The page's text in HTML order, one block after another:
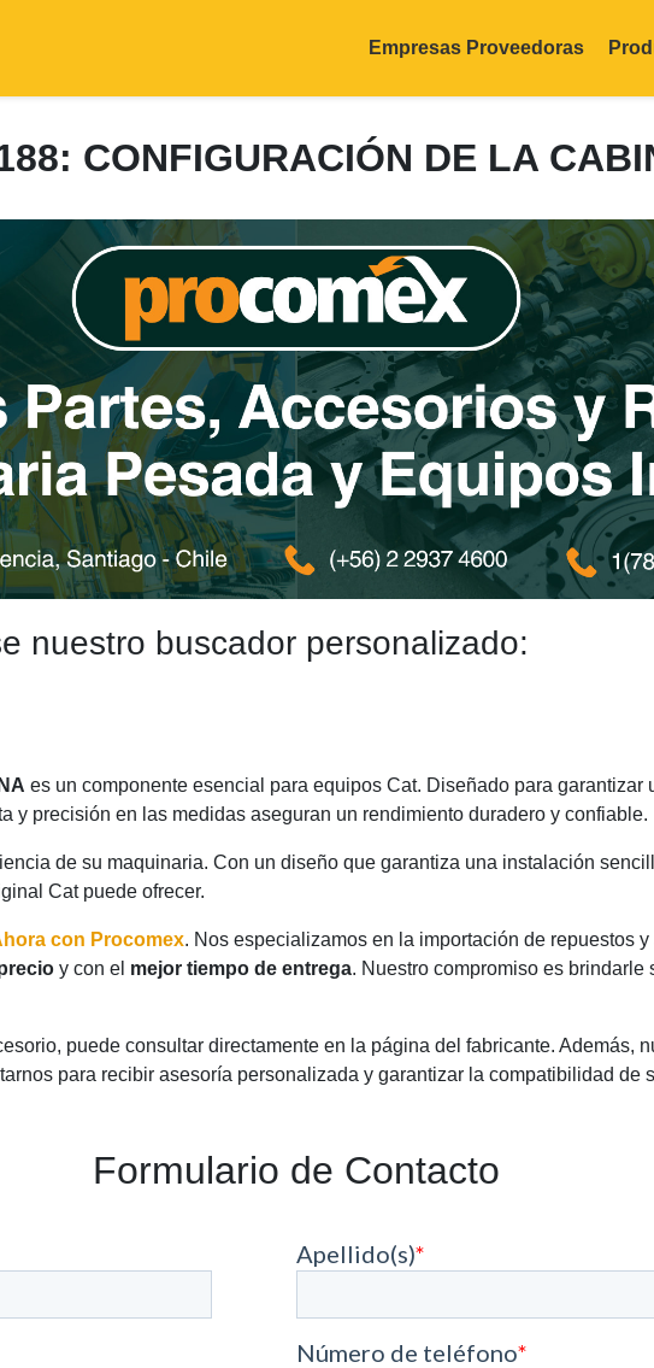
Empresas Proveedoras
CONFIGURACIÓN DE LA
nuestro buscador personalizado:
es un componente esencial para equipos Cat. Diseñado para garantizar
y precisión en las medidas aseguran un rendimiento duradero y confiable.
de su maquinaria. Con un diseño que garantiza una instalación
Cat puede ofrecer.
con Procomex. Nos especializamos en la importación de repuestos
y con el mejor tiempo de entrega. Nuestro compromiso es
puede consultar directamente en la página del fabricante. Además,
para recibir asesoría personalizada y garantizar la compatibilidad de
Formulario de Contacto